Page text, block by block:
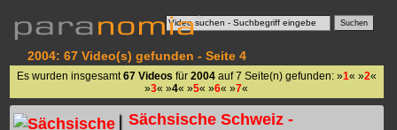
2004: 67 Video(s) gefunden - Seite 4
Es wurden insgesamt 67 Videos für 2004auf 7 Seite(n) gefunden: »1« »2«
»3« »4« »5« »6« »7«
Sächsische Schweiz -